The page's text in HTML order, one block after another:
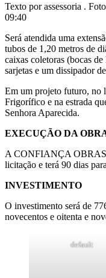
Texto por assessoria .
09:40
Será atendida uma
tubos de 1,20 metros de
caixas coletoras (bocas
sarjetas e um dissipador
Em um projeto futuro, no
Frigorífico e na estrada
Senhora Aparecida.
EXECUÇÃO DA
A CONFIANÇA OBRAS
licitação e terá 90 dias
INVESTIMENTO
O investimento será de
novecentos e oitenta e
default